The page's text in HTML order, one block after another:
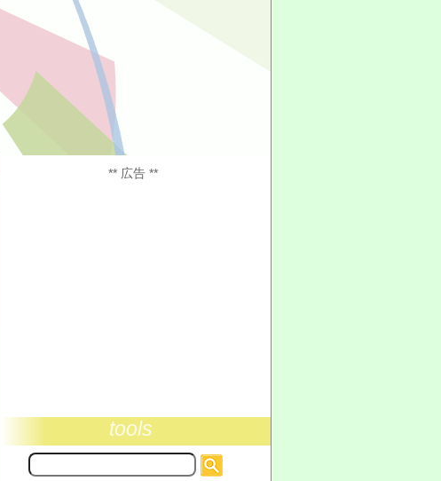
** 広告 **
tools
サ
イ